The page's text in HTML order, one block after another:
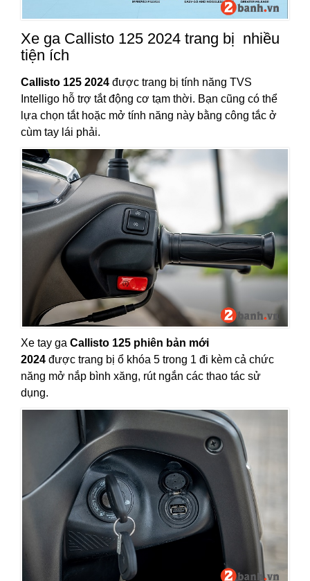
Xe ga Callisto 125 2024 trang bị nhiều
tiện ích
Callisto 125 2024 được trang bị tính năng TVS
Intelligo hỗ trợ tắt động cơ tạm thời. Bạn cũng có thể
lựa chọn tắt hoặc mở tính năng này bằng công tắc ở
cùm tay lái phải.
Xe tay ga Callisto 125 phiên bản mới
2024 được trang bị ổ khóa 5 trong 1 đi kèm cả chức
năng mở nắp bình xăng, rút ngắn các thao tác sử
dụng.